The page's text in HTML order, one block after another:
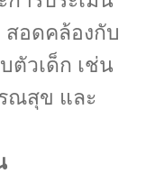
อดคล้องกับ
ตัวเด็ก เช่น
ณสุข และ